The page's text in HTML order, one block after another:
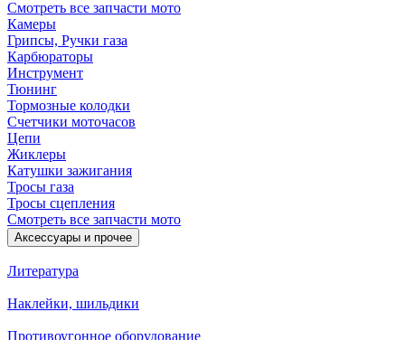
Смотреть все запчасти мото
Камеры
Грипсы, Ручки газа
Карбюраторы
Инструмент
Тюнинг
Тормозные колодки
Счетчики моточасов
Цепи
Жиклеры
Катушки зажигания
Тросы газа
Тросы сцепления
Смотреть все запчасти мото
Аксессуары и прочее
Литература
Наклейки, шильдики
Противоугонное оборудование